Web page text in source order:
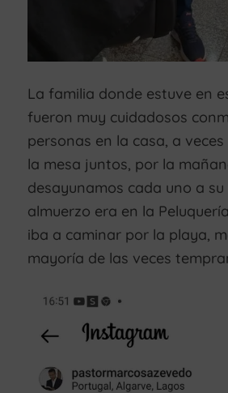
La familia donde estuve en
fueron muy cuidadosos
personas en la casa, a
la mesa juntos, por la
desayunamos cada uno a
almuerzo era en la
iba a caminar por la playa,
mayoría de las veces